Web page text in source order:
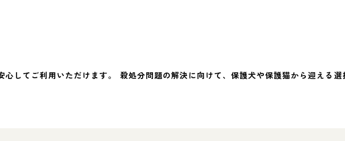
してご利用いただけます。 殺処分問題の解決に向けて、保護犬や保護猫から迎える